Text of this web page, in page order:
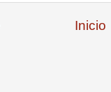
Inicio